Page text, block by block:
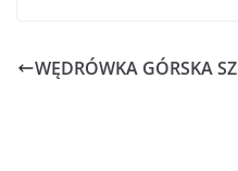
WĘDRÓWKA GÓRSKA